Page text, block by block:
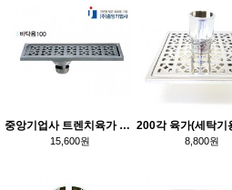
중앙기업사 트렌치육가 50,65파이겸용
15,600원 8,800원